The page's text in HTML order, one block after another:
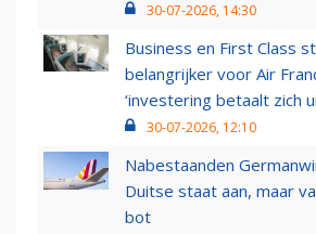
30-07-2026, 14:30
Business en First Class
belangrijker voor Air
‘investering betaalt zich
30-07-2026, 12:10
Nabestaanden
Duitse staat aan, maar
bot